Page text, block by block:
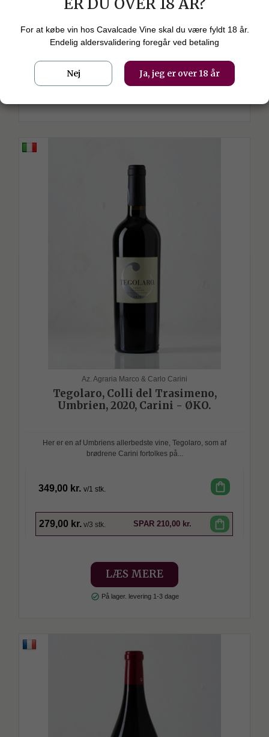
129,00 kr. v/3 stk. SPAR 96,00 kr. shopping_bag
LÆS MERE
Az. Agraria Marco & Carlo Carini
Tegolaro, Colli del Trasimeno,
Umbrien, 2020, Carini - ØKO.
Her er en af Umbriens allerbedste vine, Tegolaro, som af
brødrene Carini fortolkes på...
349,00 kr. v/1 stk. shopping_bag
279,00 kr. v/3 stk. SPAR 210,00 kr. shopping_bag
LÆS MERE
check_circle På lager. levering 1-3 dage
For at købe vin hos Cavalcade Vine skal du være fyldt 18 år.
Endelig aldersvalidering foregår ved betaling
Nej Ja, jeg er over 18 år